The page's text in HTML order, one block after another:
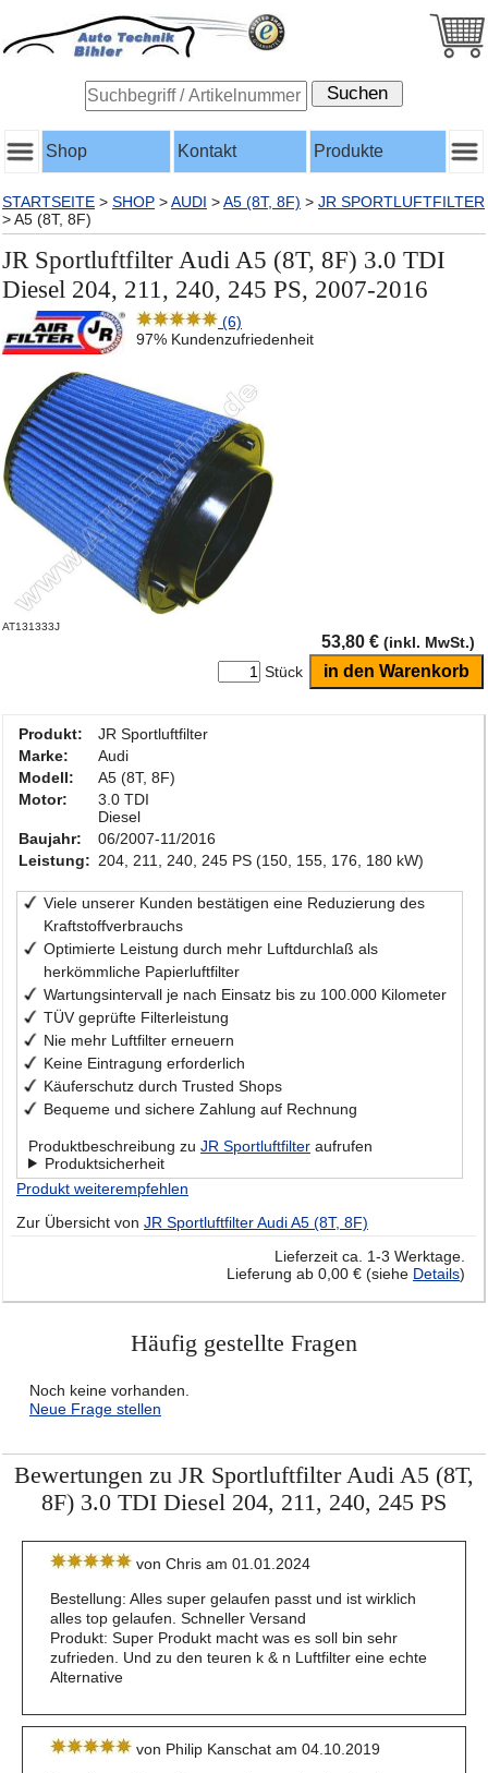
Shop Kontakt Produkte
STARTSEITE > SHOP >AUDI >A5 (8T, 8F) > JR SPORTLUFTFILTER
>A5 (8T, 8F)
JR Sportluftfilter Audi A5 (8T, 8F) 3.0 TDI
Diesel 204, 211, 240, 245 PS, 2007-2016
(6)
97% Kundenzufriedenheit
AT131333J
53,80 € (inkl. MwSt.)
Stück
Produkt:
JR Sportluftfilter
Marke:
Audi
Modell:
A5 (8T, 8F)
Motor:
3.0 TDI
Diesel
Baujahr:
06/2007-11/2016
Leistung: 204, 211, 240, 245 PS (150, 155, 176, 180 kW)
Viele unserer Kunden bestätigen eine Reduzierung des
Kraftstoffverbrauchs
Optimierte Leistung durch mehr Luftdurchlaß als
herkömmliche Papierluftfilter
Wartungsintervall je nach Einsatz bis zu 100.000 Kilometer
TÜV geprüfte Filterleistung
Nie mehr Luftfilter erneuern
Keine Eintragung erforderlich
Käuferschutz durch Trusted Shops
Bequeme und sichere Zahlung auf Rechnung
Produktbeschreibung zu JR Sportluftfilter aufrufen
Produktsicherheit
Produkt weiterempfehlen
Zur Übersicht von JR Sportluftfilter Audi A5 (8T, 8F)
Lieferzeit ca. 1-3 Werktage.
Lieferung ab 0,00 € (siehe Details)
Häufig gestellte Fragen
Noch keine vorhanden.
Neue Frage stellen
Bewertungen zu JR Sportluftfilter Audi A5 (8T,
8F) 3.0 TDI Diesel 204, 211, 240, 245 PS
von Chris am 01.01.2024
Bestellung: Alles super gelaufen passt und ist wirklich
alles top gelaufen. Schneller Versand
Produkt: Super Produkt macht was es soll bin sehr
zufrieden. Und zu den teuren k & n Luftfilter eine echte
Alternative
von Philip Kanschat am 04.10.2019